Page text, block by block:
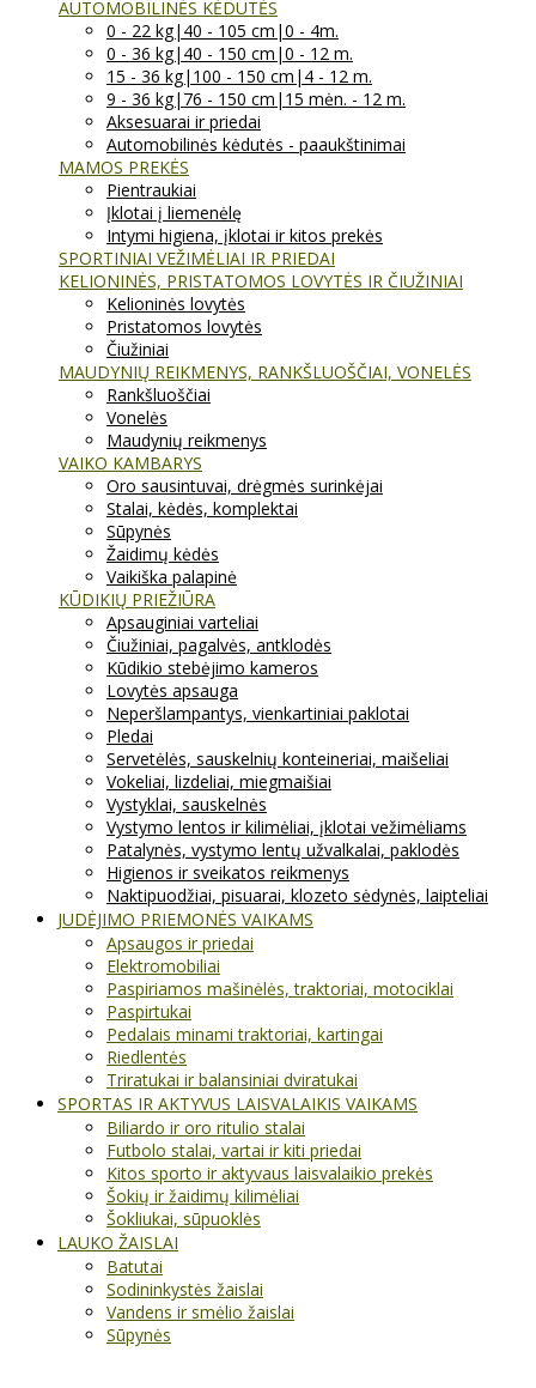
AUTOMOBILINĖS KĖDUTĖS
0 - 22 kg|40 - 105 cm|0 - 4m.
0 - 36 kg|40 - 150 cm|0 - 12 m.
15 - 36 kg|100 - 150 cm|4 - 12 m.
9 - 36 kg|76 - 150 cm|15 mėn. - 12 m.
Aksesuarai ir priedai
Automobilinės kėdutės - paaukštinimai
MAMOS PREKĖS
Pientraukiai
Įklotai į liemenėlę
Intymi higiena, įklotai ir kitos prekės
SPORTINIAI VEŽIMĖLIAI IR PRIEDAI
KELIONINĖS, PRISTATOMOS LOVYTĖS IR ČIUŽINIAI
Kelioninės lovytės
Pristatomos lovytės
Čiužiniai
MAUDYNIŲ REIKMENYS, RANKŠLUOŠČIAI, VONELĖS
Rankšluoščiai
Vonelės
Maudynių reikmenys
VAIKO KAMBARYS
Oro sausintuvai, drėgmės surinkėjai
Stalai, kėdės, komplektai
Sūpynės
Žaidimų kėdės
Vaikiška palapinė
KŪDIKIŲ PRIEŽIŪRA
Apsauginiai varteliai
Čiužiniai, pagalvės, antklodės
Kūdikio stebėjimo kameros
Lovytės apsauga
Neperšlampantys, vienkartiniai paklotai
Pledai
Servetėlės, sauskelnių konteineriai, maišeliai
Vokeliai, lizdeliai, miegmaišiai
Vystyklai, sauskelnės
Vystymo lentos ir kilimėliai, įklotai vežimėliams
Patalynės, vystymo lentų užvalkalai, paklodės
Higienos ir sveikatos reikmenys
Naktipuodžiai, pisuarai, klozeto sėdynės, laipteliai
JUDĖJIMO PRIEMONĖS VAIKAMS
Apsaugos ir priedai
Elektromobiliai
Paspiriamos mašinėlės, traktoriai, motociklai
Paspirtukai
Pedalais minami traktoriai, kartingai
Riedlentės
Triratukai ir balansiniai dviratukai
SPORTAS IR AKTYVUS LAISVALAIKIS VAIKAMS
Biliardo ir oro ritulio stalai
Futbolo stalai, vartai ir kiti priedai
Kitos sporto ir aktyvaus laisvalaikio prekės
Šokių ir žaidimų kilimėliai
Šokliukai, sūpuoklės
LAUKO ŽAISLAI
Batutai
Sodininkystės žaislai
Vandens ir smėlio žaislai
Sūpynės